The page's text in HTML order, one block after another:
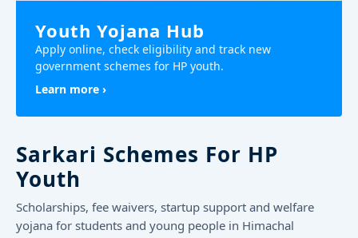
Youth Yojana Hub
Apply online, check eligibility and track new
government schemes for HP youth.
Learn more ›
Sarkari Schemes For HP
Youth
Scholarships, fee waivers, startup support and welfare
yojana for students and young people in Himachal